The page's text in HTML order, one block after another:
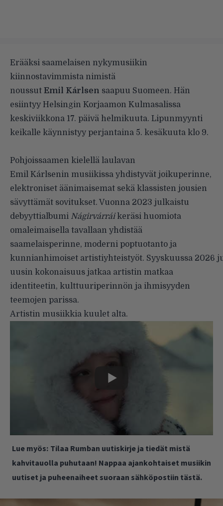
Erääksi saamelaisen nykymusiikin
kiinnostavimmista nimistä
noussut Emil Kárlsen saapuu Suomeen. Hän
esiintyy Helsingin Korjaamon Kulmasalissa
keskiviikkona 17. päivä helmikuuta. Lipunmyynti
keikalle käynnistyy perjantaina 5. kesäkuuta klo 9.
Pohjoissaamen kielellä laulavan
Emil Kárlsenin musiikissa yhdistyvät joikuperinne,
elektroniset äänimaisemat sekä klassisten jousien
sävyttämät sovitukset. Vuonna 2023 julkaistu
debyyttialbumi Nágirvárráikeräsi huomiota
omaleimaisella tavallaan yhdistää
saamelaisperinne, moderni poptuotanto ja
kunnianhimoiset artistiyhteistyöt. Syyskuussa 2026
uusin kokonaisuus jatkaa artistin matkaa
identiteetin, kulttuuriperinnön ja ihmisyyden
teemojen parissa.
Artistin musiikkia kuulet alta.
Lue myös: Tilaa Rumban uutiskirje ja tiedät mistä
kahvitauolla puhutaan! Nappaa ajankohtaiset musiikin
uutiset ja puheenaiheet suoraan sähköpostiin tästä.